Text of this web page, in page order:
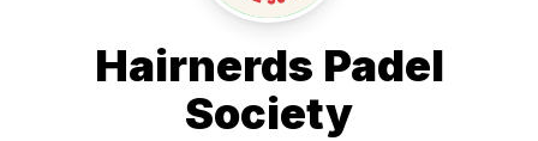
Hairnerds Padel
Society